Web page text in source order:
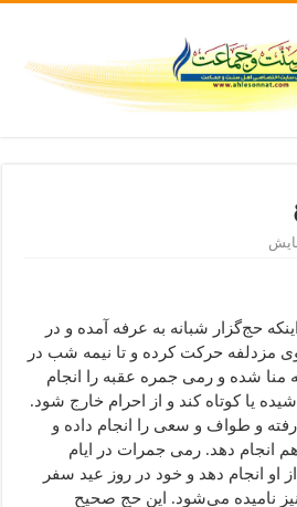
حج‌‌گزار شبانه به عرفه آمده و در
مزدلفه حرکت کرده و تا نیمه شب در
منا شده و رمی جمره عقبه را انجام
یا کوتاه کند و از احرام خارج شود.
و طواف و سعی را انجام داده و
انجام دهد. رمی جمرات در ایام
او انجام دهد و خود در روز عید سفر
نامیده می‌‌شود. این حج صحیح